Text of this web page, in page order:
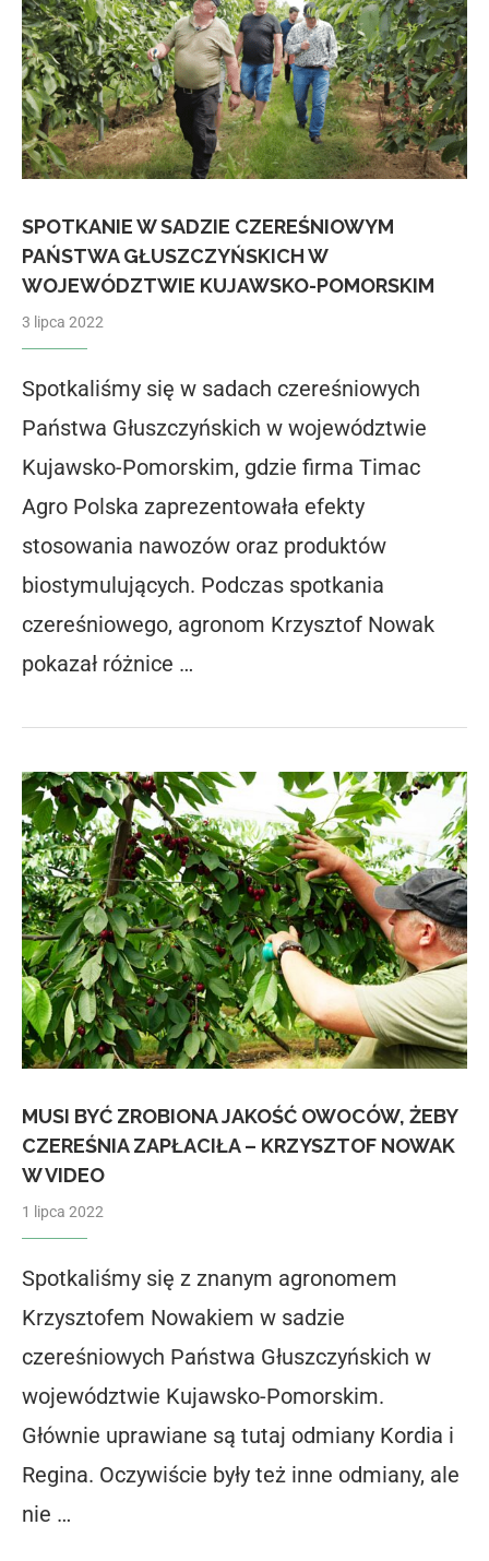
SPOTKANIE W SADZIE CZEREŚNIOWYM
PAŃSTWA GŁUSZCZYŃSKICH W
WOJEWÓDZTWIE KUJAWSKO-POMORSKIM
3 lipca 2022
Spotkaliśmy się w sadach czereśniowych
Państwa Głuszczyńskich w województwie
Kujawsko-Pomorskim, gdzie firma Timac
Agro Polska zaprezentowała efekty
stosowania nawozów oraz produktów
biostymulujących. Podczas spotkania
czereśniowego, agronom Krzysztof Nowak
pokazał różnice …
MUSI BYĆ ZROBIONA JAKOŚĆ OWOCÓW, ŻEBY
CZEREŚNIA ZAPŁACIŁA – KRZYSZTOF NOWAK
W VIDEO
1 lipca 2022
Spotkaliśmy się z znanym agronomem
Krzysztofem Nowakiem w sadzie
czereśniowych Państwa Głuszczyńskich w
województwie Kujawsko-Pomorskim.
Głównie uprawiane są tutaj odmiany Kordia i
Regina. Oczywiście były też inne odmiany, ale
nie …